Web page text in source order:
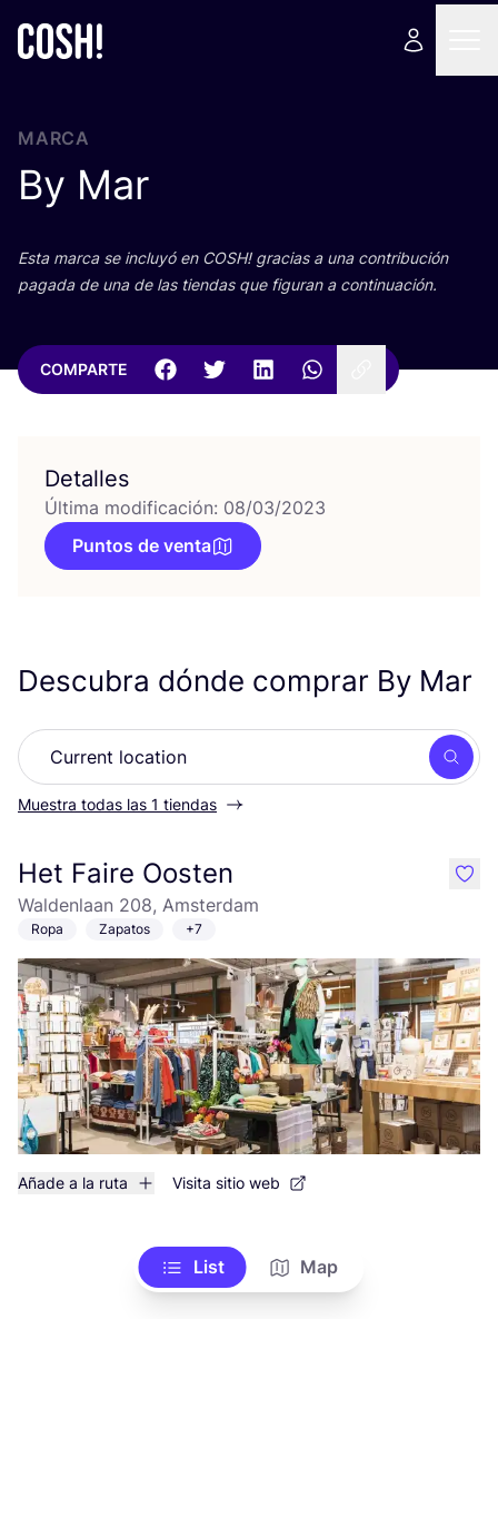
MARCA
By Mar
Esta mar­ca se inclu­yó en COSH! gra­cias a una con­tri­bu­ción
paga­da de una de las tien­das que figu­ran a continuación.
COMPARTE
Detalles
Última modificación: 08/03/2023
Puntos de venta
Descubra dónde comprar By Mar
Muestra todas las 1 tiendas
Het Faire Oosten
Waldenlaan 208, Amsterdam
Ropa Zapatos +7
Añade a la ruta Visita sitio web
like
List Map